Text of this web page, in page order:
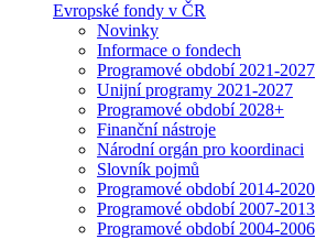
Evropské fondy v ČR
Novinky
Informace o fondech
Programové období 2021-2027
Unijní programy 2021-2027
Programové období 2028+
Finanční nástroje
Národní orgán pro koordinaci
Slovník pojmů
Programové období 2014-2020
Programové období 2007-2013
Programové období 2004-2006